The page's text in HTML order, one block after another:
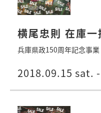
横尾忠則 在庫一
兵庫県政150周年記念事業
2018.09.15 sat.